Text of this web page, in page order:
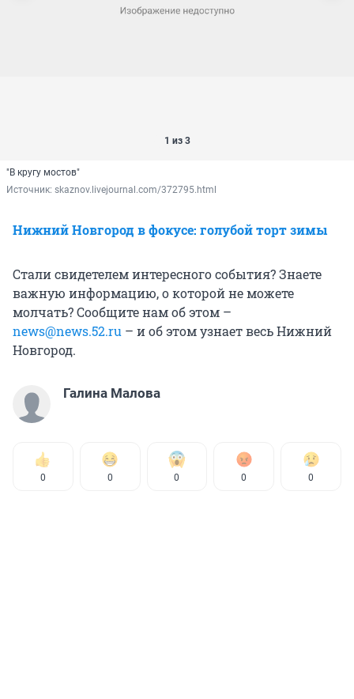
1 из 3
"В кругу мостов"
Источник: skaznov.livejournal.com/372795.html
Нижний Новгород в фокусе: голубой торт зимы
Стали свидетелем интересного события? Знаете
важную информацию, о которой не можете
молчать? Сообщите нам об этом –
news@news.52.ru – и об этом узнает весь Нижний
Новгород.
Галина Малова
0 0 0 0 0